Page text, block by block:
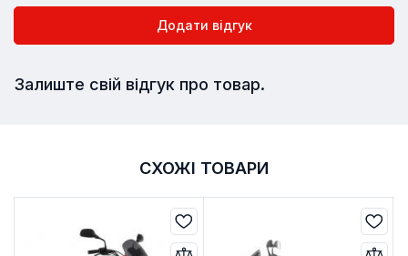
Додати відгук
Залиште свій відгук про товар.
СХОЖІ ТОВАРИ